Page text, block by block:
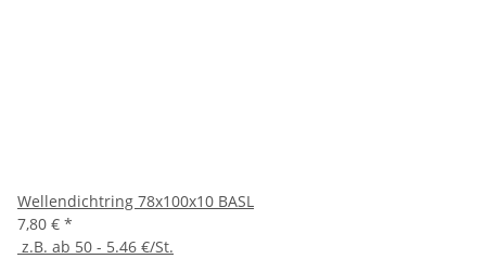
Wellendichtring 78x100x10 BASL
7,80 € *
z.B. ab 50 - 5.46 €/St.